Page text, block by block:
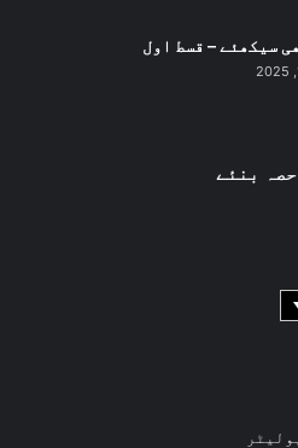
سیکھئے – قسط اول
بنئے